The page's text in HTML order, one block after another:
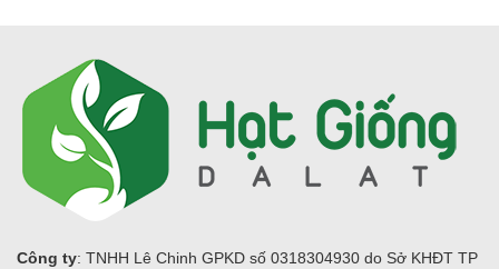
Công ty: TNHH Lê Chinh GPKD số 0318304930 do Sở KHĐT TP